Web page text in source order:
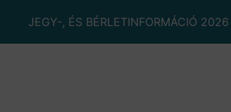
JEGY-, ÉS BÉRLETINFORMÁCIÓ 2026